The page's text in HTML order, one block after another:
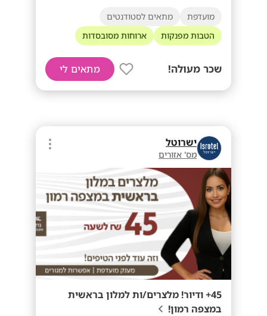
מועדפת
מתאים לסטודנטים
הטבות מפנקות
ארוחות מסובסדות
שכר מעולה! מתאים לי
ישרוטל
מס' אזורים
45+ ודיור! מלצרים/ות למלון בראשית
במצפה רמון!